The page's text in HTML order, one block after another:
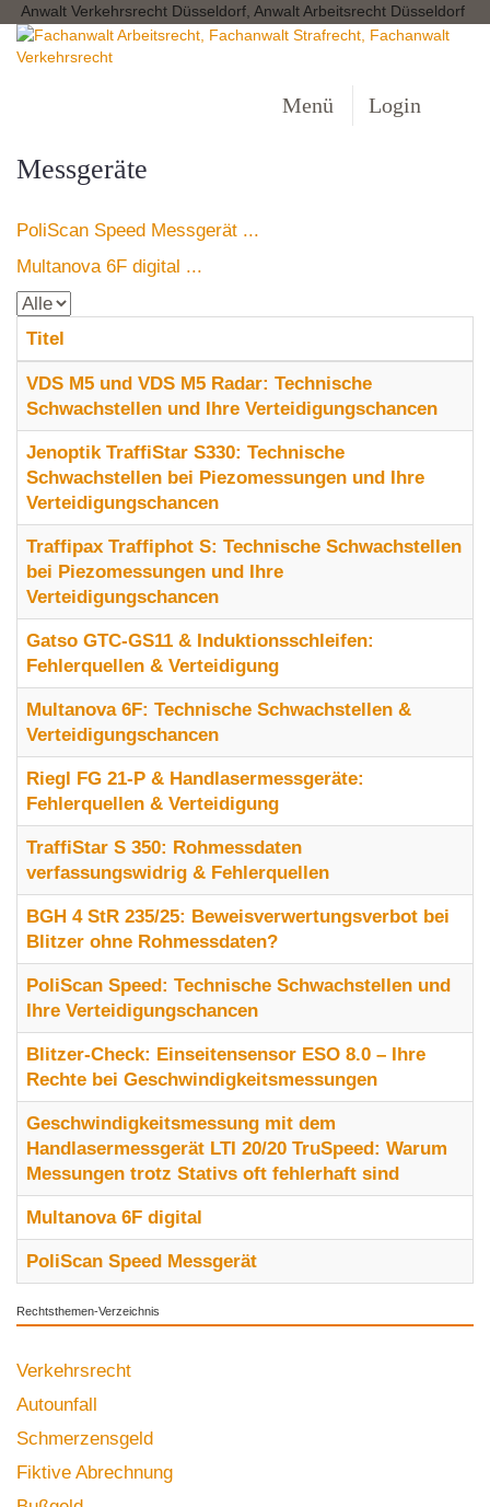
Anwalt Verkehrsrecht Düsseldorf, Anwalt Arbeitsrecht Düsseldorf
Menü Login
Messgeräte
PoliScan Speed Messgerät ...
Multanova 6F digital ...
Titel
VDS M5 und VDS M5 Radar: Technische
Schwachstellen und Ihre Verteidigungschancen
Jenoptik TraffiStar S330: Technische
Schwachstellen bei Piezomessungen und Ihre
Verteidigungschancen
Traffipax Traffiphot S: Technische Schwachstellen
bei Piezomessungen und Ihre
Verteidigungschancen
Gatso GTC-GS11 & Induktionsschleifen:
Fehlerquellen & Verteidigung
Multanova 6F: Technische Schwachstellen &
Verteidigungschancen
Riegl FG 21-P & Handlasermessgeräte:
Fehlerquellen & Verteidigung
TraffiStar S 350: Rohmessdaten
verfassungswidrig & Fehlerquellen
BGH 4 StR 235/25: Beweisverwertungsverbot bei
Blitzer ohne Rohmessdaten?
PoliScan Speed: Technische Schwachstellen und
Ihre Verteidigungschancen
Blitzer-Check: Einseitensensor ESO 8.0 – Ihre
Rechte bei Geschwindigkeitsmessungen
Geschwindigkeitsmessung mit dem
Handlasermessgerät LTI 20/20 TruSpeed: Warum
Messungen trotz Stativs oft fehlerhaft sind
Multanova 6F digital
PoliScan Speed Messgerät
Rechtsthemen-Verzeichnis
Verkehrsrecht
Autounfall
Schmerzensgeld
Fiktive Abrechnung